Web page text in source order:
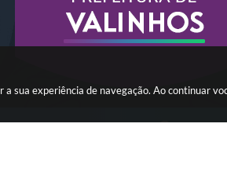
sua experiência de navegação. Ao continuar
3.5.3 - 19/06/2026 Portal